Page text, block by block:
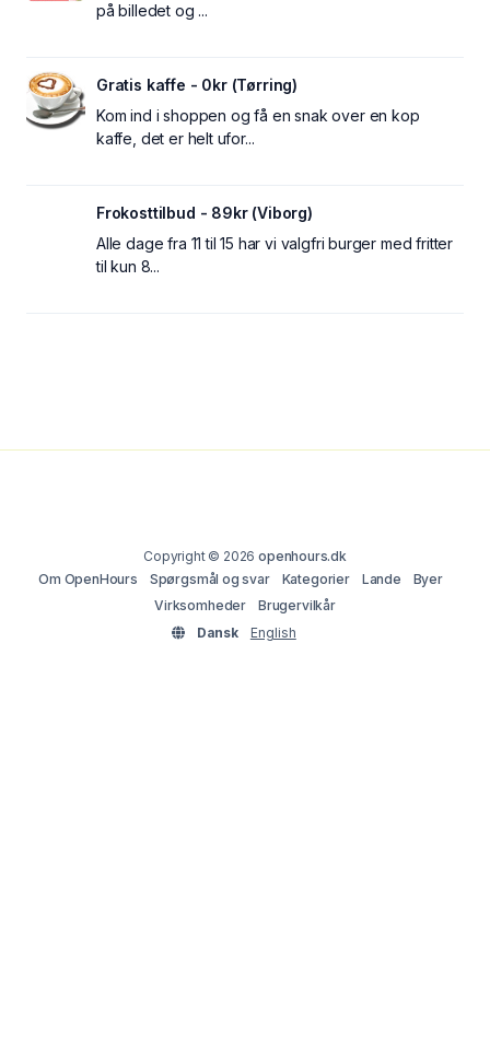
på billedet og ...
Gratis kaffe - 0kr (Tørring)
Kom ind i shoppen og få en snak over en kop
kaffe, det er helt ufor...
Frokosttilbud - 89kr (Viborg)
Alle dage fra 11 til 15 har vi valgfri burger med fritter
til kun 8...
Copyright © 2026openhours.dk
Om OpenHours
Spørgsmål og svar Kategorier Lande
Byer
Virksomheder
Brugervilkår
Dansk
English